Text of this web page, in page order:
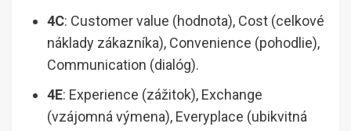
4C: Customer value (hodnota), Cost (celkové
náklady zákazníka), Convenience (pohodlie),
Communication (dialóg).
4E: Experience (zážitok), Exchange
(vzájomná výmena), Everyplace (ubikvitná